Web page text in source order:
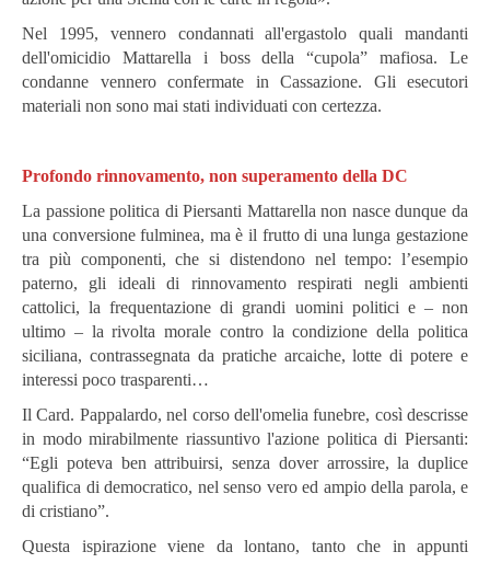
Nel 1995, vennero condannati all'ergastolo quali mandanti
dell'omicidio Mattarella i boss della “cupola” mafiosa. Le
condanne vennero confermate in Cassazione. Gli esecutori
materiali non sono mai stati individuati con certezza.
Profondo rinnovamento, non superamento della DC
La passione politica di Piersanti Mattarella non nasce dunque da
una conversione fulminea, ma è il frutto di una lunga gestazione
tra più componenti, che si distendono nel tempo: l’esempio
paterno, gli ideali di rinnovamento respirati negli ambienti
cattolici, la frequentazione di grandi uomini politici e – non
ultimo – la rivolta morale contro la condizione della politica
siciliana, contrassegnata da pratiche arcaiche, lotte di potere e
interessi poco trasparenti…
Il Card. Pappalardo, nel corso dell'omelia funebre, così descrisse
in modo mirabilmente riassuntivo l'azione politica di Piersanti:
“Egli poteva ben attribuirsi, senza dover arrossire, la duplice
qualifica di democratico, nel senso vero ed ampio della parola, e
di cristiano”.
Questa ispirazione viene da lontano, tanto che in appunti